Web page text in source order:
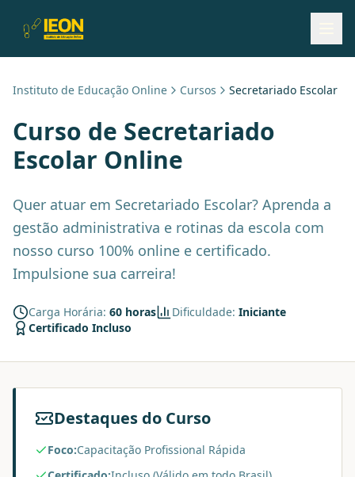
Instituto de Educação Online Cursos Secretariado Escolar
Curso de Secretariado
Escolar Online
Quer atuar em Secretariado Escolar? Aprenda a
gestão administrativa e rotinas da escola com
nosso curso 100% online e certificado.
Impulsione sua carreira!
Carga Horária: 60 horas Dificuldade: Iniciante
Certificado Incluso
Destaques do Curso
Foco:Capacitação Profissional Rápida